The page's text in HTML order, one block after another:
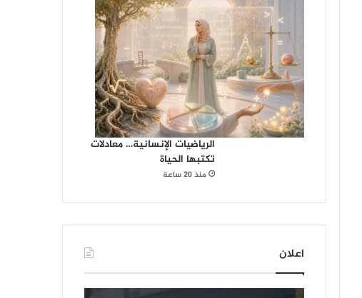
الرياضيات الإنسانية… معادلات
تكتبها الحياة
منذ 20 ساعة
اعلان